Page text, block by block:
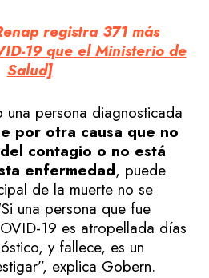
registra 371 más
19 que el Ministerio de
Salud]
una persona diagnosticada
por otra causa que no
contagio o no está
enfermedad, puede
de la muerte no se
una persona que fue
19 es atropellada días
y fallece, es un
explica Gobern.